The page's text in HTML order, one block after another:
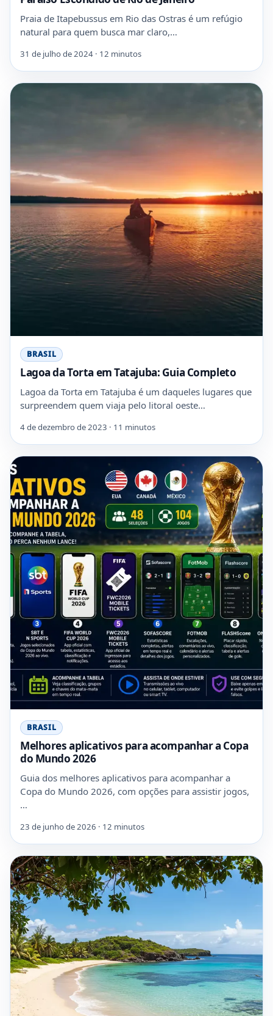
Praia de Itapebussus em Rio das Ostras é um refúgio
natural para quem busca mar claro,…
31 de julho de 2024 · 12 minutos
BRASIL
Lagoa da Torta em Tatajuba: Guia Completo
Lagoa da Torta em Tatajuba é um daqueles lugares que
surpreendem quem viaja pelo litoral oeste…
4 de dezembro de 2023 · 11 minutos
BRASIL
Melhores aplicativos para acompanhar a Copa
do Mundo 2026
Guia dos melhores aplicativos para acompanhar a
Copa do Mundo 2026, com opções para assistir jogos,
…
23 de junho de 2026 · 12 minutos